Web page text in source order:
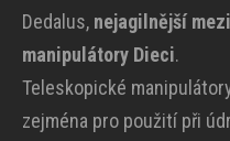
Dedalus, nejagilnější
manipulátory Dieci.
Teleskopické
zejména pro použití při